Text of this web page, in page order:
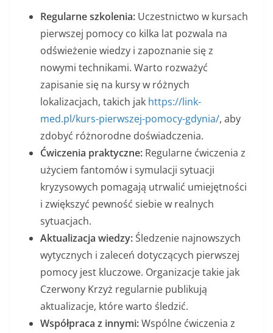
Regularne szkolenia: Uczestnictwo w kursach
pierwszej pomocy co kilka lat pozwala na
odświeżenie wiedzy i zapoznanie się z
nowymi technikami. Warto rozważyć
zapisanie się na kursy w różnych
lokalizacjach, takich jak https://link-
med.pl/kurs-pierwszej-pomocy-gdynia/, aby
zdobyć różnorodne doświadczenia.
Ćwiczenia praktyczne: Regularne ćwiczenia z
użyciem fantomów i symulacji sytuacji
kryzysowych pomagają utrwalić umiejętności
i zwiększyć pewność siebie w realnych
sytuacjach.
Aktualizacja wiedzy:Śledzenie najnowszych
wytycznych i zaleceń dotyczących pierwszej
pomocy jest kluczowe. Organizacje takie jak
Czerwony Krzyż regularnie publikują
aktualizacje, które warto śledzić.
Współpraca z innymi:Wspólne ćwiczenia z